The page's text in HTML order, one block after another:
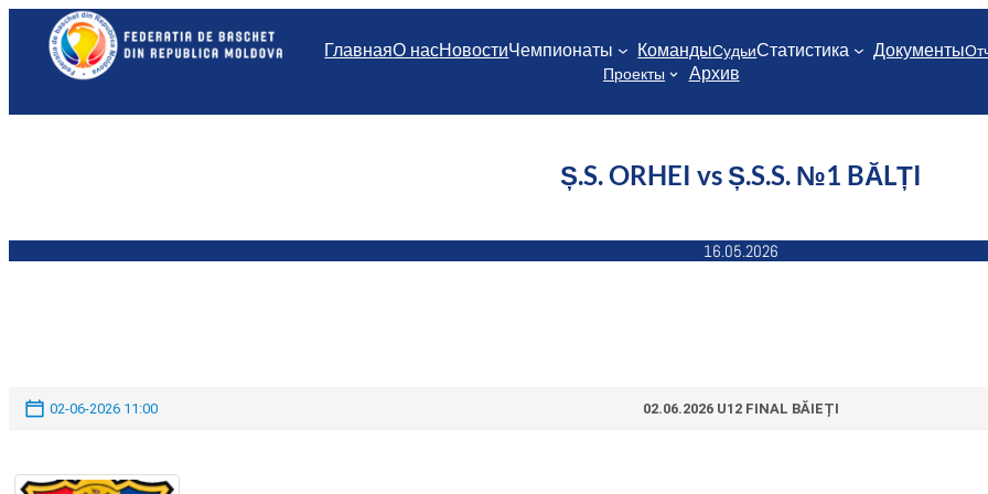
Перейти
содержимому
ГлавнаяО насНовостиЧемпионаты КомандыСудьиСтатистика Документы
Проекты
Архив
Ș.S. ORHEI vs Ș.S.S. №1 BĂLȚI
16.05.2026
02-06-2026 11:00 02.06.2026 U12 FINAL BĂIEȚI